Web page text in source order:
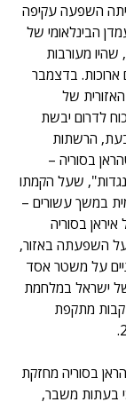
השפעה עקיפה
הבינלאומי של
שהיו מעורבות
ארוכות. בדצמבר
האזורית של
לדרום יבשת
בעת, הרשתות
בסוריה –
שעל הקמתו
במשך עשורים –
בסוריה
השפעתה באזור,
על משטר אסד
של ישראל במלחמת
מתקפת
בסוריה מחזקת
בעתות משבר,